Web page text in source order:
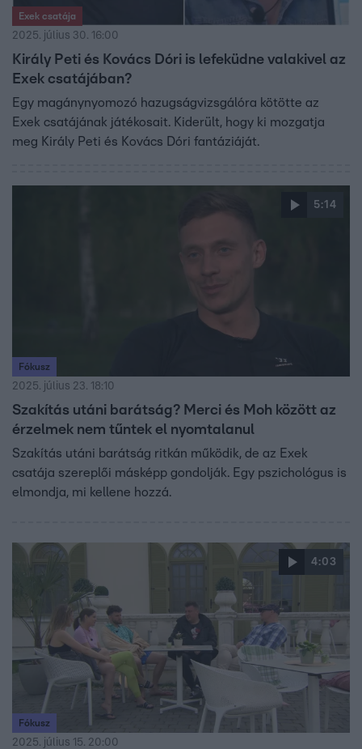
Exek csatája
2025. július 30. 16:00
Király Peti és Kovács Dóri is lefeküdne valakivel az
Exek csatájában?
Egy magánynyomozó hazugságvizsgálóra kötötte az
Exek csatájának játékosait. Kiderült, hogy ki mozgatja
meg Király Peti és Kovács Dóri fantáziáját.
5:14
Fókusz
2025. július 23. 18:10
Szakítás utáni barátság? Merci és Moh között az
érzelmek nem tűntek el nyomtalanul
Szakítás utáni barátság ritkán működik, de az Exek
csatája szereplői másképp gondolják. Egy pszichológus is
elmondja, mi kellene hozzá.
4:03
Fókusz
2025. július 15. 20:00